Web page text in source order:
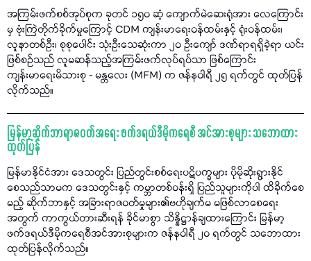
အကြမ်းဖက်စစ်အုပ်စုက ခုတင် ၁၅၀ ဆံ့ ကျောက်မဲဆေးရုံအား လေကြောင်း
မှ ဗုံးကြဲတိုက်ခိုက်မှုကြောင့် CDM ကျန်းမာရေးဝန်ထမ်းနှင့် ရုံးဝန်ထမ်း၊
လူနာတစ်ဦး၊ စုစုပေါင်း သုံးဦးသေဆုံးကာ ၂၀ ဦးကျော် ဒဏ်ရာရရှိခဲ့ရာ ယင်း
ဖြစ်စဉ်သည် လူမဆန်သည့်အကြမ်းဖက်လုပ်ရပ်သာ ဖြစ်ကြောင်း
ကျန်းမာရေးမိသားစု - မန္တလေး (MFM) က ဇန်နဝါရီ ၂၅ ရက်တွင် ထုတ်ပြန်
လိုက်သည်။
မြန်မာ့ဆိုက်ဘာရာဇဝတ်အရေး ဖက်ဒရယ်ဒီမိုကရေစီ အင်အားစုများ သဘောထား
ထုတ်ပြန်
မြန်မာနိုင်ငံအား ဒေသတွင်း ပြည်တွင်းစစ်ရေးပဋိပက္ခများ ပိုမိုဆိုးရွားနိုင်
စေသည်သာမက ဒေသတွင်းနှင့် ကမ္ဘာတစ်ဝန်းရှိ ပြည်သူများကိုပါ ထိခိုက်စေ
မည့် ဆိုက်ဘာနှင့် အခြားရာဇဝတ်မှုများ၏ဗဟိုချက်မ မဖြစ်လာစေရေး
အတွက် ကာကွယ်တားဆီးရန် ခိုင်မာစွာ သိန္နိဋ္ဌာန်ချထားကြောင်း မြန်မာ့
ဖက်ဒရယ်ဒီမိုကရေစီအင်အားစုများက ဇန်နဝါရီ ၂၀ ရက်တွင် သဘောထား
ထုတ်ပြန်လိုက်သည်။